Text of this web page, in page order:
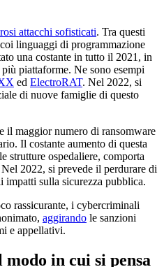
attacchi sofisticati. Tra questi
linguaggi di programmazione
una costante in tutto il 2021, in
piattaforme. Ne sono esempi
ed ElectroRAT. Nel 2022, si
di nuove famiglie di questo
il maggior numero di ransomware
Il costante aumento di questa
strutture ospedaliere, comporta
Nel 2022, si prevede il perdurare di
impatti sulla sicurezza pubblica.
rassicurante, i cybercriminali
aggirando le sanzioni
e appellativi.
in cui si pensa